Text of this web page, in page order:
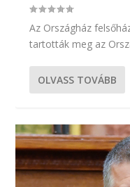
Az Országház
tartották meg az
OLVASS TOVÁBB